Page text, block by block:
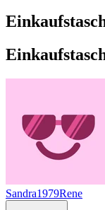
Sandra1979Rene